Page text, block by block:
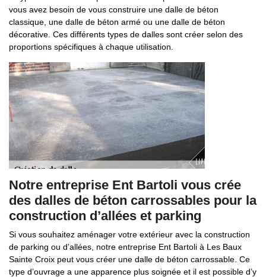
vous avez besoin de vous construire une dalle de béton
classique, une dalle de béton armé ou une dalle de béton
décorative. Ces différents types de dalles sont créer selon des
proportions spécifiques à chaque utilisation.
Notre entreprise Ent Bartoli vous crée
des dalles de béton carrossables pour la
construction d’allées et parking
Si vous souhaitez aménager votre extérieur avec la construction
de parking ou d’allées, notre entreprise Ent Bartoli à Les Baux
Sainte Croix peut vous créer une dalle de béton carrossable. Ce
type d’ouvrage a une apparence plus soignée et il est possible d’y